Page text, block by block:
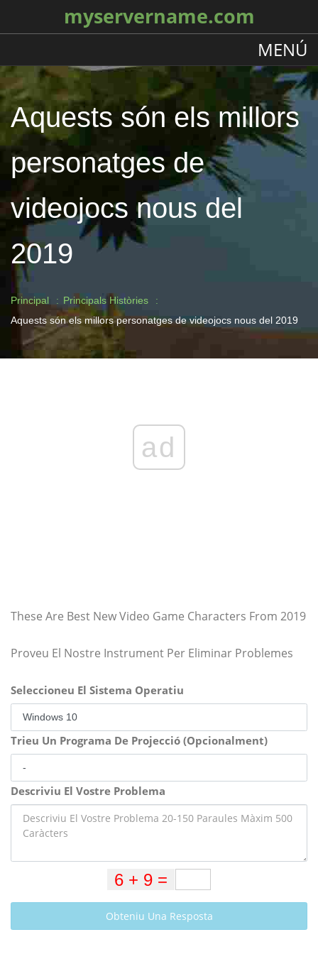
myservername.com
MENÚ
Aquests són els millors
personatges de
videojocs nous del
2019
Principal
Principals Històries
Aquests són els millors personatges de videojocs nous del 2019
ad
These Are Best New Video Game Characters From 2019
Proveu El Nostre Instrument Per Eliminar Problemes
Seleccioneu El Sistema Operatiu
Trieu Un Programa De Projecció (Opcionalment)
Descriviu El Vostre Problema
Obteniu Una Resposta